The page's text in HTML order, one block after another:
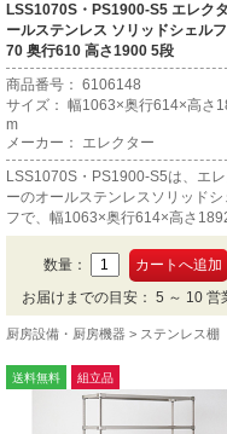
LSS1070S・PS1900-S5 エレク
ールステンレス ソリッドシェル
70 奥行610 高さ1900 5段
商品番号： 6106148
サイズ： 幅1063×奥行614×高さ
m
メーカー： エレクター
LSS1070S・PS1900-S5は、エレ
ーのオールステンレスソリッドシ
フで、幅1063×奥行614×高さ
の5段です。
数量：
お届けまでの目安： 5 ～ 10 営
厨房設備・厨房機器 ステンレス棚
送料無料 組立品